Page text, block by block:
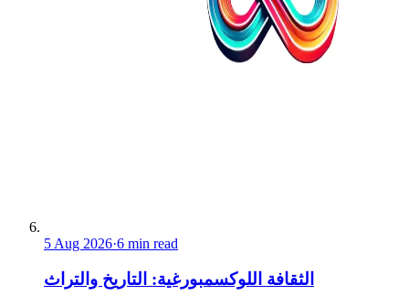
5 Aug 2026·6 min read
الثقافة اللوكسمبورغية: التاريخ والتراث